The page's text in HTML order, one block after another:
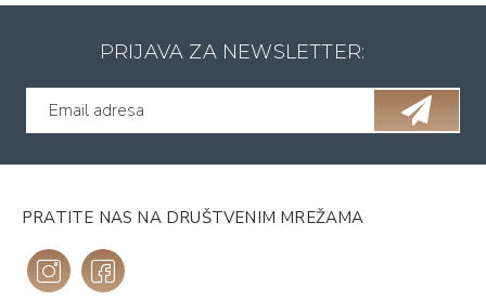
PRIJAVA ZA NEWSLETTER:
PRATITE NAS NA DRUŠTVENIM MREŽAMA